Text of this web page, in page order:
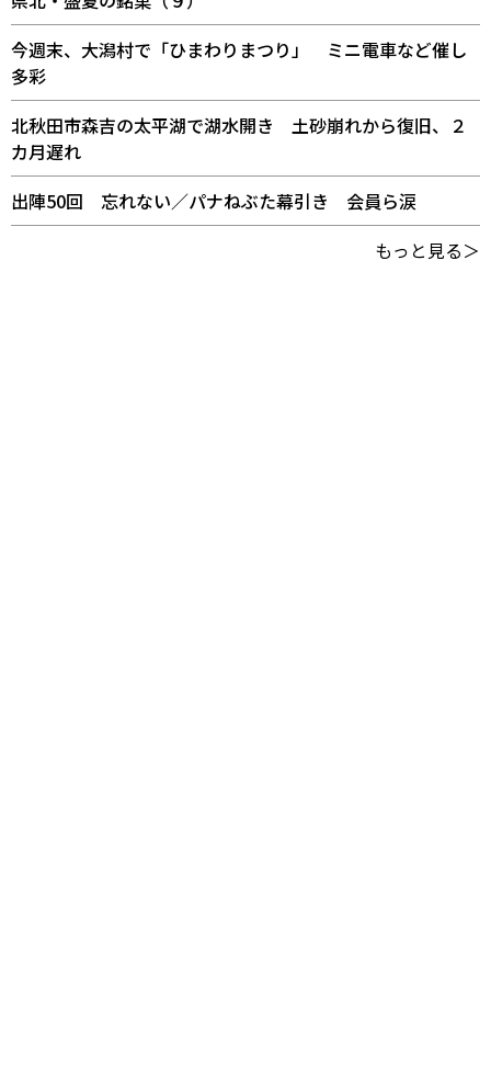
今週末、大潟村で「ひまわりまつり」 ミニ電車など催し
多彩
北秋田市森吉の太平湖で湖水開き 土砂崩れから復旧、２
カ月遅れ
出陣50回 忘れない／パナねぶた幕引き 会員ら涙
もっと見る＞